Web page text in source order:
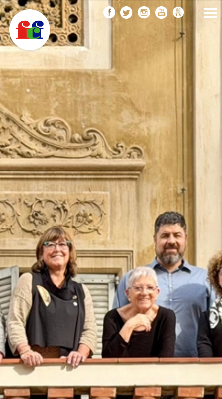
Vés
al
contingut
FEDERACIÓ CATALANA
DE FOTOGRAFIA
F
C
F